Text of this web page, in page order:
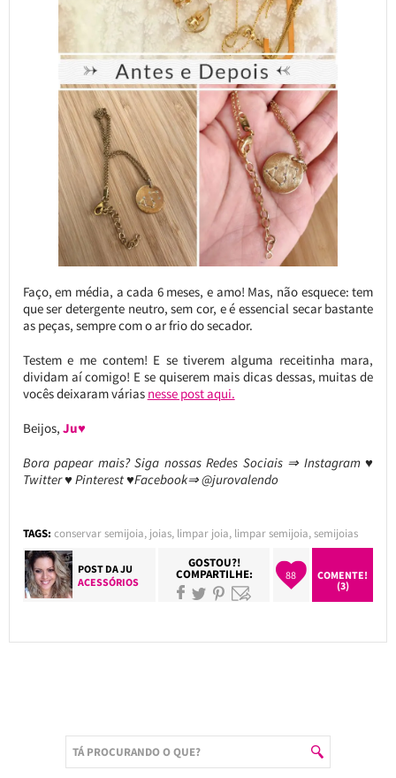
Faço, em média, a cada 6 meses, e amo! Mas, não esquece: tem
que ser detergente neutro, sem cor, e é essencial secar bastante
as peças, sempre com o ar frio do secador.
Testem e me contem! E se tiverem alguma receitinha mara,
dividam aí comigo! E se quiserem mais dicas dessas, muitas de
vocês deixaram várias nesse post aqui.
Beijos, Ju♥
Bora papear mais? Siga nossas Redes Sociais ⇒ Instagram ♥
Twitter ♥ Pinterest ♥Facebook⇒ @jurovalendo
TAGS: conservar semijoia, joias, limpar joia, limpar semijoia,semijoias
POST DAJU
ACESSÓRIOS
GOSTOU?!
COMPARTILHE: 88
COMENTE!
(3)